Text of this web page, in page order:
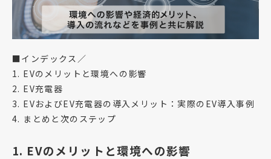
■インデックス／
1. EVのメリットと環境への影響
2. EV充電器
3. EVおよびEV充電器の導入メリット：実際のEV導入事例
4. まとめと次のステップ
1. EVのメリットと環境への影響